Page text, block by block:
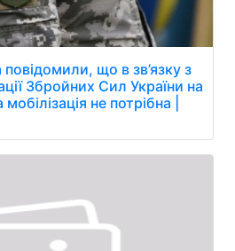
що в зв’язку з
Збройних Сил України на
не потрібна |